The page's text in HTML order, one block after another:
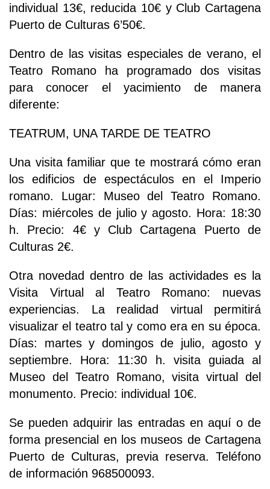
individual 13€, reducida 10€ y Club Cartagena
Puerto de Culturas 6’50€.
Dentro de las visitas especiales de verano, el
Teatro Romano ha programado dos visitas
para conocer el yacimiento de manera
diferente:
TEATRUM, UNA TARDE DE TEATRO
Una visita familiar que te mostrará cómo eran
los edificios de espectáculos en el Imperio
romano. Lugar: Museo del Teatro Romano.
Días: miércoles de julio y agosto. Hora: 18:30
h. Precio: 4€ y Club Cartagena Puerto de
Culturas 2€.
Otra novedad dentro de las actividades es la
Visita Virtual al Teatro Romano: nuevas
experiencias. La realidad virtual permitirá
visualizar el teatro tal y como era en su época.
Días: martes y domingos de julio, agosto y
septiembre. Hora: 11:30 h. visita guiada al
Museo del Teatro Romano, visita virtual del
monumento. Precio: individual 10€.
Se pueden adquirir las entradas en aquí o de
forma presencial en los museos de Cartagena
Puerto de Culturas, previa reserva. Teléfono
de información 968500093.